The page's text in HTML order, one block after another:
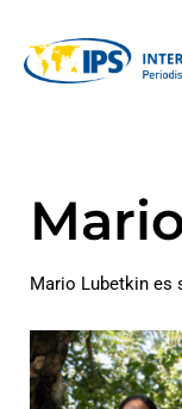
Mario Lubetkin es